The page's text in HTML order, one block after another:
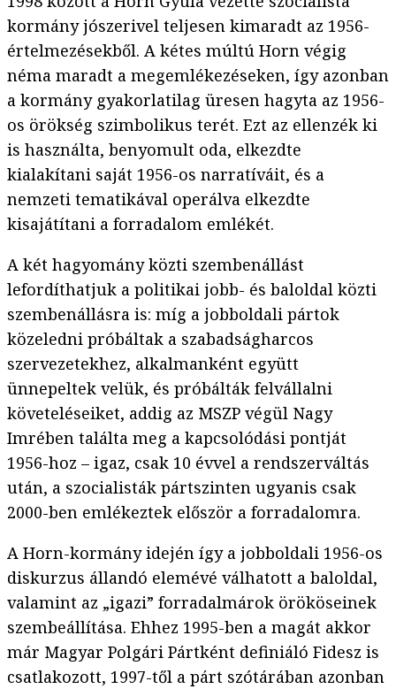
kormány jószerivel teljesen kimaradt az 1956-
értelmezésekből. A kétes múltú Horn végig
néma maradt a megemlékezéseken, így azonban
a kormány gyakorlatilag üresen hagyta az 1956-
os örökség szimbolikus terét. Ezt az ellenzék ki
is használta, benyomult oda, elkezdte
kialakítani saját 1956-os narratíváit, és a
nemzeti tematikával operálva elkezdte
kisajátítani a forradalom emlékét.
A két hagyomány közti szembenállást
lefordíthatjuk a politikai jobb- és baloldal közti
szembenállásra is: míg a jobboldali pártok
közeledni próbáltak a szabadságharcos
szervezetekhez, alkalmanként együtt
ünnepeltek velük, és próbálták felvállalni
követeléseiket, addig az MSZP végül Nagy
Imrében találta meg a kapcsolódási pontját
1956-hoz – igaz, csak 10 évvel a rendszerváltás
után, a szocialisták pártszinten ugyanis csak
2000-ben emlékeztek először a forradalomra.
A Horn-kormány idején így a jobboldali 1956-os
diskurzus állandó elemévé válhatott a baloldal,
valamint az „igazi” forradalmárok örököseinek
szembeállítása. Ehhez 1995-ben a magát akkor
már Magyar Polgári Pártként definiáló Fidesz is
csatlakozott, 1997-től a párt szótárában azonban